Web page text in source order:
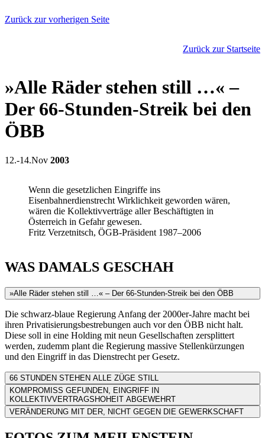
Zurück zur vorherigen Seite
Zurück zur Startseite
»Alle Räder stehen still …« –
Der 66-Stunden-Streik bei den
ÖBB
12.-14.Nov 2003
Wenn die gesetzlichen Eingriffe ins
Eisenbahnerdienstrecht Wirklichkeit geworden wären,
wären die Kollektivverträge aller Beschäftigten in
Österreich in Gefahr gewesen.
Fritz Verzetnitsch, ÖGB-Präsident 1987–2006
WAS DAMALS GESCHAH
»Alle Räder stehen still …« – Der 66-Stunden-Streik bei den ÖBB
Die schwarz-blaue Regierung Anfang der 2000er-Jahre macht bei
ihren Privatisierungsbestrebungen auch vor den ÖBB nicht halt.
Diese soll in eine Holding mit neun Gesellschaften zersplittert
werden, zudemm plant die Regierung massive Stellenkürzungen
und den Eingriff in das Dienstrecht per Gesetz.
66 STUNDEN STEHEN ALLE ZÜGE STILL
KOMPROMISS GEFUNDEN, EINGRIFF IN
KOLLEKTIVVERTRAGSHOHEIT ABGEWEHRT
VERÄNDERUNG MIT DER, NICHT GEGEN DIE GEWERKSCHAFT